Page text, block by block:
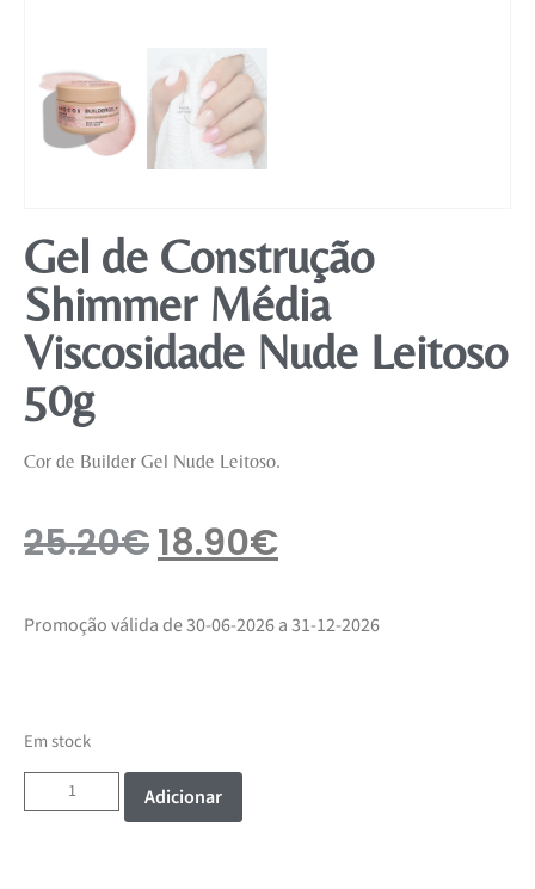
Gel de Construção
Shimmer Média
Viscosidade Nude Leitoso
50g
Cor de Builder Gel Nude Leitoso.
25.20€18.90€
Promoção válida de 30-06-2026 a 31-12-2026
Em stock
Adicionar